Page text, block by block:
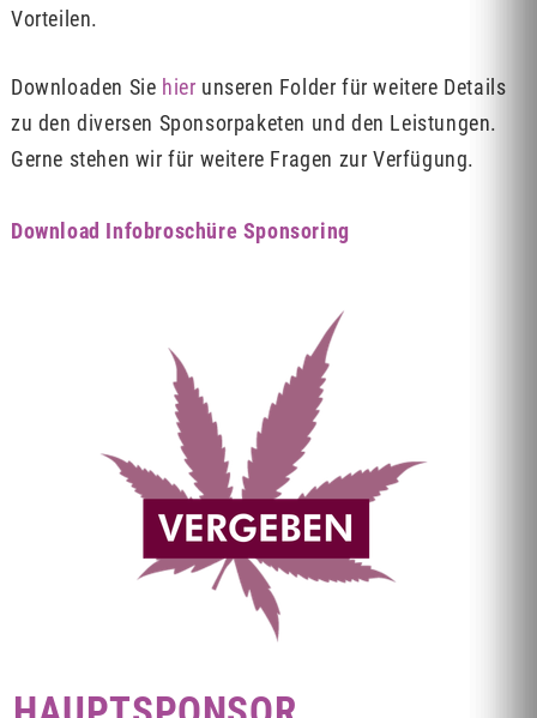
Vorteilen.
Downloaden Sie hier unseren Folder für weitere Details
zu den diversen Sponsorpaketen und den Leistungen.
Gerne stehen wir für weitere Fragen zur Verfügung.
Download Infobroschüre Sponsoring